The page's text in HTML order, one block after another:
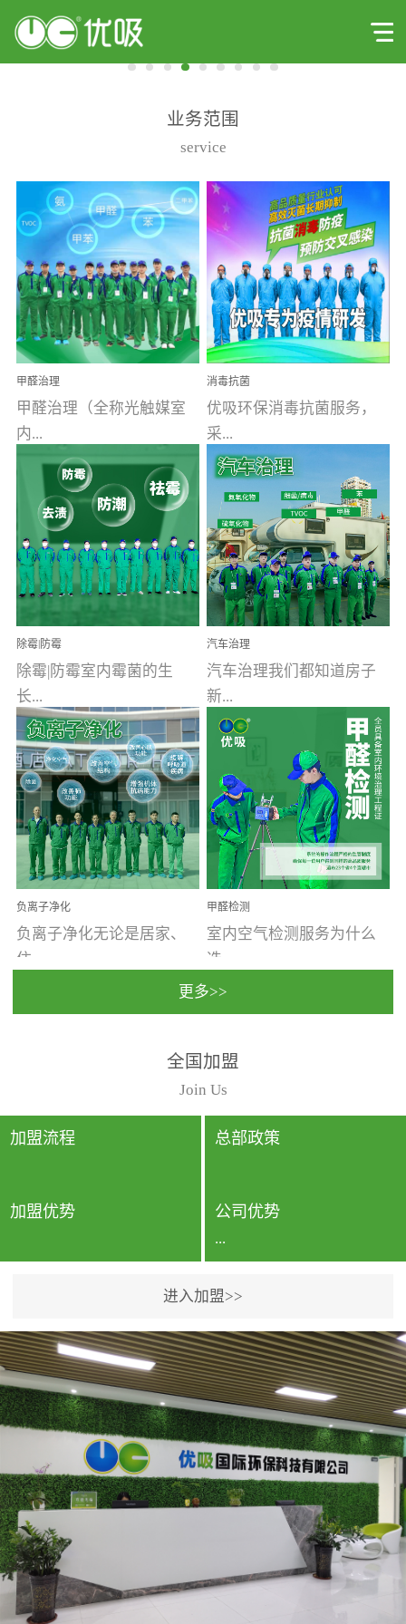
业务范围
service
甲醛治理
甲醛治理（全称光触媒室
内...
空气污染净化治理）工业
文明的进步，创造了多姿
多彩的家居产品和生活情
调，但也带来了以甲醛为
首的室内...
消毒抗菌
优吸环保消毒抗菌服务，
采...
用行业公认奥维牌消毒
液，具备杀死人体冠状病
毒的功效，杀菌率
99.99%。相对于传统消毒
液来说，无...
除霉|防霉
除霉|防霉室内霉菌的生
长...
受温度、湿度、基质养
分、通风四个条件影响，
温暖潮湿、营养物质多、
通风缓慢的空间最易滋生
大量霉菌的...
汽车治理
汽车治理我们都知道房子
新...
装修完会有甲醛，其实汽
车的甲醛超标问题更为严
重。汽车的空间范围小，
配件、皮具、装饰多，这
些都是汽...
负离子净化
负离子净化无论是居家、
住...
动，人类长时间停留的室
内空间都有整体消毒的需
要。因为空间内人流携带
的、空气...
甲醛检测
室内空气检测服务为什么
选...
行国家规定的标准检测方
法，空气采样量准确，检
测结果可靠，远胜于其他
检测...
更多>>
全国加盟
Join Us
加盟流程 总部政策
加盟优势 公司优势
...
专利保护优势、双甲资质
企业（“室内环境净化治理
甲级施工资质”“室内环境
污染治理资质等级证
书”）、拥有多名高级《环
境工程高级工程师》室内
空气治理资格认证的治理
人员、掌握室内空气净化
治理实用技术和五项专利
技术、八项计算机软件著
作权登记证书等。研发实
进入加盟>>